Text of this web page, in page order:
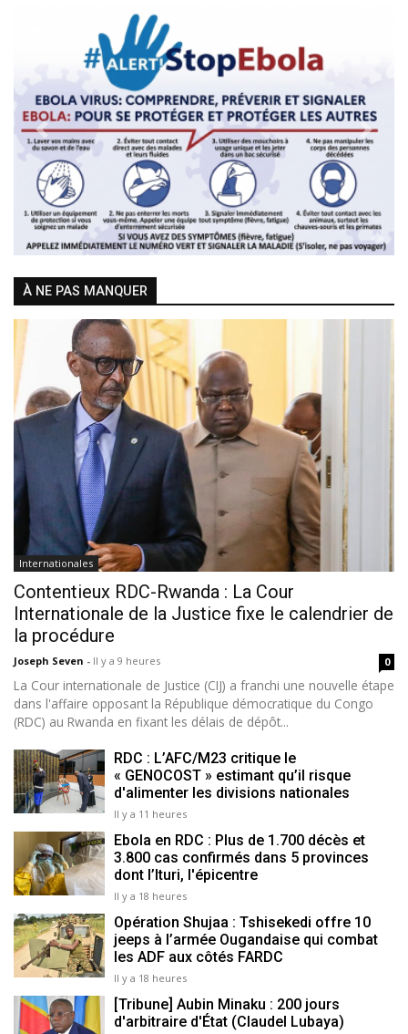
Previous Next
À NE PAS MANQUER
Internationales
Contentieux RDC-Rwanda : La Cour
Internationale de la Justice fixe le calendrier de
la procédure
Joseph Seven - Il y a 9 heures 0
La Cour internationale de Justice (CIJ) a franchi une nouvelle étape
dans l'affaire opposant la République démocratique du Congo
(RDC) au Rwanda en fixant les délais de dépôt...
RDC : L’AFC/M23 critique le
« GENOCOST » estimant qu’il risque
d'alimenter les divisions nationales
Il y a 11 heures
Ebola en RDC : Plus de 1.700 décès et
3.800 cas confirmés dans 5 provinces
dont l’Ituri, l'épicentre
Il y a 18 heures
Opération Shujaa : Tshisekedi offre 10
jeeps à l’armée Ougandaise qui combat
les ADF aux côtés FARDC
Il y a 18 heures
[Tribune] Aubin Minaku : 200 jours
d'arbitraire d'État (Claudel Lubaya)